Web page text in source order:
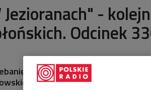
-
Odcinek
przychodzi Adam Jabłoński, by
za piękne słowa